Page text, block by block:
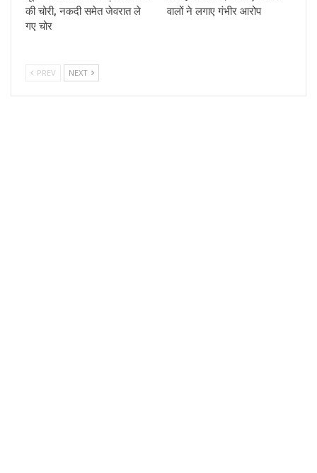
की चोरी, नकदी समेत जेवरात ले
गए चोर
वालों ने लगाए गंभीर आरोप
PREV NEXT